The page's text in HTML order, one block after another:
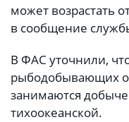
может возрастать
в сообщение
В ФАС уточнили,
рыбодобывающих
занимаются
тихоокеанской.